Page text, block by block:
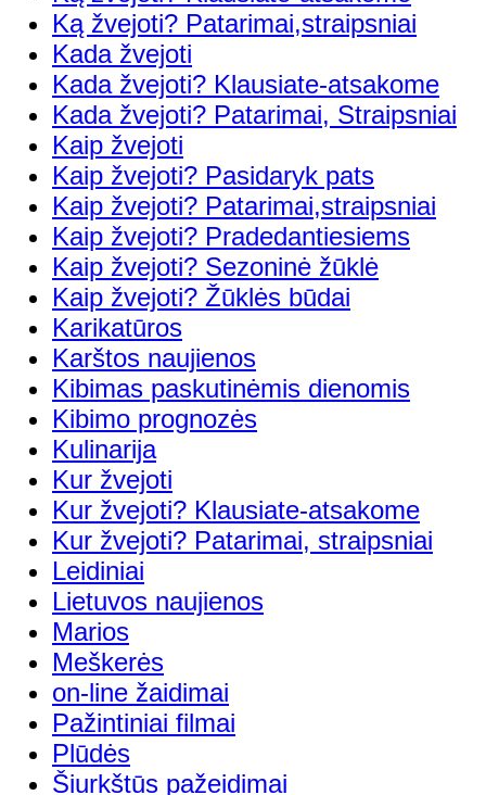
Ką žvejoti? Patarimai,straipsniai
Kada žvejoti
Kada žvejoti? Klausiate-atsakome
Kada žvejoti? Patarimai, Straipsniai
Kaip žvejoti
Kaip žvejoti? Pasidaryk pats
Kaip žvejoti? Patarimai,straipsniai
Kaip žvejoti? Pradedantiesiems
Kaip žvejoti? Sezoninė žūklė
Kaip žvejoti? Žūklės būdai
Karikatūros
Karštos naujienos
Kibimas paskutinėmis dienomis
Kibimo prognozės
Kulinarija
Kur žvejoti
Kur žvejoti? Klausiate-atsakome
Kur žvejoti? Patarimai, straipsniai
Leidiniai
Lietuvos naujienos
Marios
Meškerės
on-line žaidimai
Pažintiniai filmai
Plūdės
Šiurkštūs pažeidimai